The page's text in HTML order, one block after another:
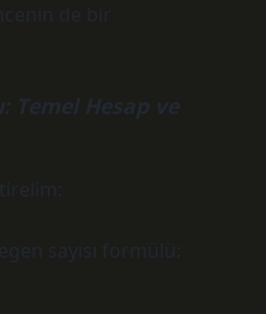
de bir
Temel Hesap ve
sayısı formülü: